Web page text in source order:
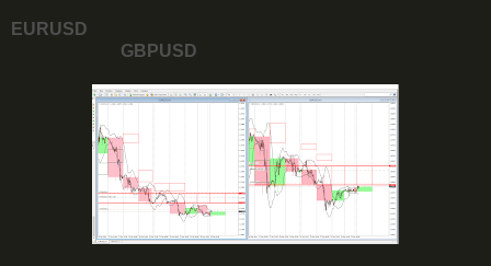
EURUSD
GBPUSD